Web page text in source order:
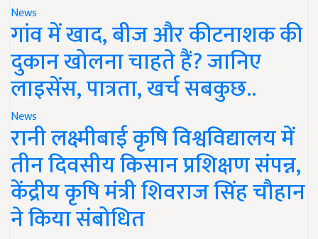
News
गांव में खाद, बीज और कीटनाशक की
दुकान खोलना चाहते हैं? जानिए
लाइसेंस, पात्रता, खर्च सबकुछ..
News
रानी लक्ष्मीबाई कृषि विश्वविद्यालय में
तीन दिवसीय किसान प्रशिक्षण संपन्न,
केंद्रीय कृषि मंत्री शिवराज सिंह चौहान
ने किया संबोधित